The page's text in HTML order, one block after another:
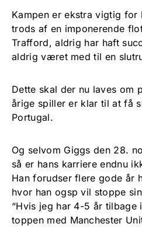
Kampen er ekstra vigtig for
trods af en imponerende
Trafford, aldrig har haft
aldrig været med til en
Dette skal der nu laves om
årige spiller er klar til at få
Portugal.
Og selvom Giggs den 28.
så er hans karriere endnu
Han forudser flere gode år
hvor han ogsp vil stoppe
“Hvis jeg har 4-5 år tilbage
toppen med Manchester